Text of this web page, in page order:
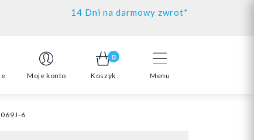
14 Dni na darmowy zwrot*
Menu
Moje konto
0
Koszyk
6